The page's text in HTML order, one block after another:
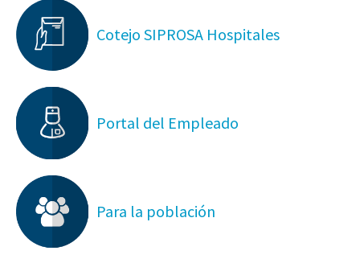
Cotejo SIPROSA Hospitales
Portal del Empleado
Para la población